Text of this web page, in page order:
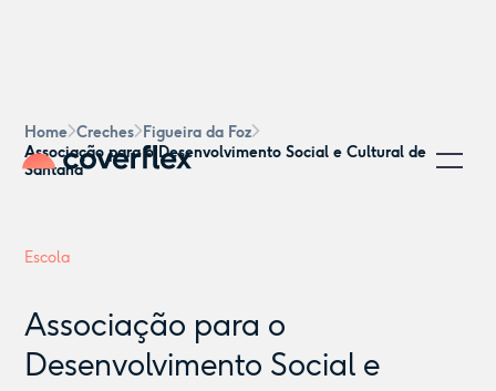
Home Creches
Figueira da Foz
Associação para o Desenvolvimento Social e Cultural de
Santana
Escola
Associação para o
Desenvolvimento Social e